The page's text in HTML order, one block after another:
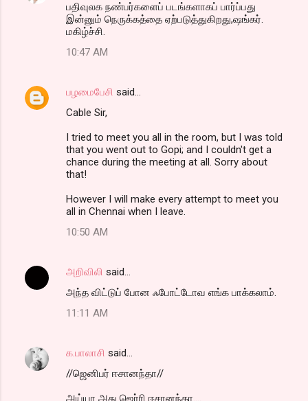
பதிவுலக நண்பர்களைப் படங்களாகப் பார்ப்பது
இன்னும் நெருக்கத்தை ஏற்படுத்துகிறது,ஷங்கர்.
மகிழ்ச்சி.
10:47 AM
பழமைபேசி said…
Cable Sir,
I tried to meet you all in the room, but I was told
that you went out to Gopi; and I couldn't get a
chance during the meeting at all. Sorry about
that!
However I will make every attempt to meet you
all in Chennai when I leave.
10:50 AM
அறிவிலி said…
அந்த விட்டுப் போன ஃபோட்டோவ எங்க பாக்கலாம்.
11:11 AM
க.பாலாசி said…
//ஜெனிபர் ஈசானந்தா//
அய்யா அது ஜெர்ரி ஈசானந்தா....